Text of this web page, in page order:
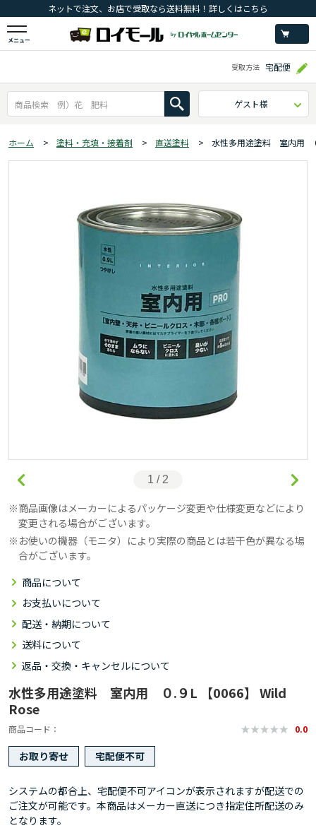
ネットで注文、お店で受取なら送料無料！詳しくはこちら
メニュー
受取方法 宅配便
ゲスト様
ホーム > 塗料・充填・接着剤 > 直送塗料 > 水性多用途塗料 室内用
1 / 2
商品画像はメーカーによるパッケージ変更や仕様変更などにより
変更される場合がございます。
お使いの機器（モニタ）により実際の商品とは若干色が異なる場
合がございます。
商品について
お支払いについて
配送・納期について
送料について
返品・交換・キャンセルについて
水性多用途塗料 室内用 ０.９L 【0066】 Wild
Rose
商品コード 0.0
お取り寄せ 宅配便不可
システムの都合上、宅配便不可アイコンが表示されますが配送での
ご注文が可能です。本商品はメーカー直送につき指定住所配送のみ
となります。